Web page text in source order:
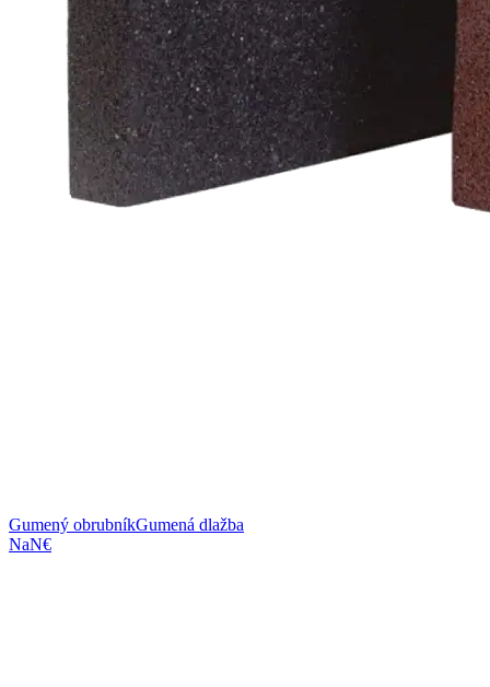
Gumený obrubníkGumená dlažba
NaN€